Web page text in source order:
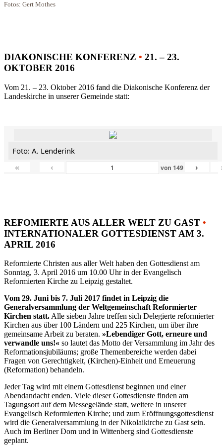
Fotos: Gert Mothes
DIAKONISCHE KONFERENZ • 21. – 23.
OKTOBER 2016
Vom 21. – 23. Oktober 2016 fand die Diakonische Konferenz der
Landeskirche in unserer Gemeinde statt:
Foto: A. Lenderink
«
‹ von 149 ›
REFOMIERTE AUS ALLER WELT ZU GAST •
INTERNATIONALER GOTTESDIENST AM 3.
APRIL 2016
Reformierte Christen aus aller Welt haben den Gottesdienst am
Sonntag, 3. April 2016 um 10.00 Uhr in der Evangelisch
Reformierten Kirche zu Leipzig gestaltet.
Vom 29. Juni bis 7. Juli 2017 findet in Leipzig die
Generalversammlung der Weltgemeinschaft Reformierter
Kirchen statt.Alle sieben Jahre treffen sich Delegierte reformierter
Kirchen aus über 100 Ländern und 225 Kirchen, um über ihre
gemeinsame Arbeit zu beraten. »Lebendiger Gott, erneure und
verwandle uns!« so lautet das Motto der Versammlung im Jahr des
Reformationsjubiläums; große Themenbereiche werden dabei
Fragen von Gerechtigkeit, (Kirchen)-Einheit und Erneuerung
(Reformation) behandeln.
Jeder Tag wird mit einem Gottesdienst beginnen und einer
Abendandacht enden. Viele dieser Gottesdienste finden am
Tagungsort auf dem Messegelände statt, weitere in unserer
Evangelisch Reformierten Kirche; und zum Eröffnungsgottesdienst
wird die Generalversammlung in der Nikolaikirche zu Gast sein.
Auch im Berliner Dom und in Wittenberg sind Gottesdienste
geplant.